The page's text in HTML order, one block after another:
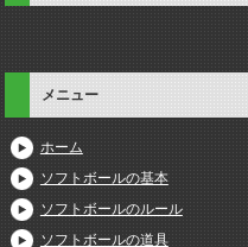
メニュー
ホーム
ソフトボールの基本
ソフトボールのルール
ソフトボールの道具